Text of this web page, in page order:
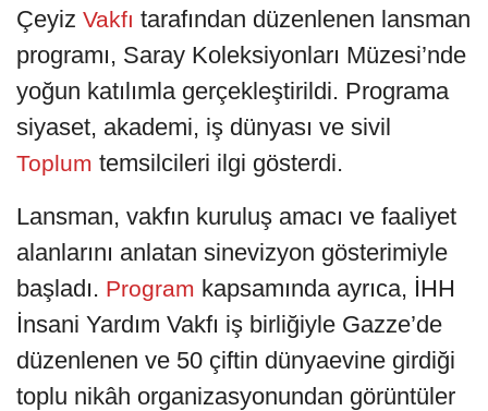
Çeyiz Vakfı tarafından düzenlenen lansman
programı, Saray Koleksiyonları Müzesi’nde
yoğun katılımla gerçekleştirildi. Programa
siyaset, akademi, iş dünyası ve sivil
Toplum temsilcileri ilgi gösterdi.
Lansman, vakfın kuruluş amacı ve faaliyet
alanlarını anlatan sinevizyon gösterimiyle
başladı. Program kapsamında ayrıca, İHH
İnsani Yardım Vakfı iş birliğiyle Gazze’de
düzenlenen ve 50 çiftin dünyaevine girdiği
toplu nikâh organizasyonundan görüntüler